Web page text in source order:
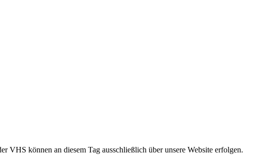
VHS können an diesem Tag ausschließlich über unsere Website erfolgen.